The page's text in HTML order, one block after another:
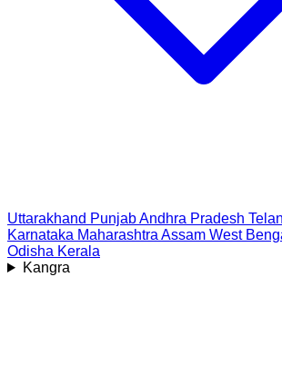
Uttarakhand PunjabAndhra Pradesh
Karnataka Maharashtra Assam West
Odisha Kerala
Kangra